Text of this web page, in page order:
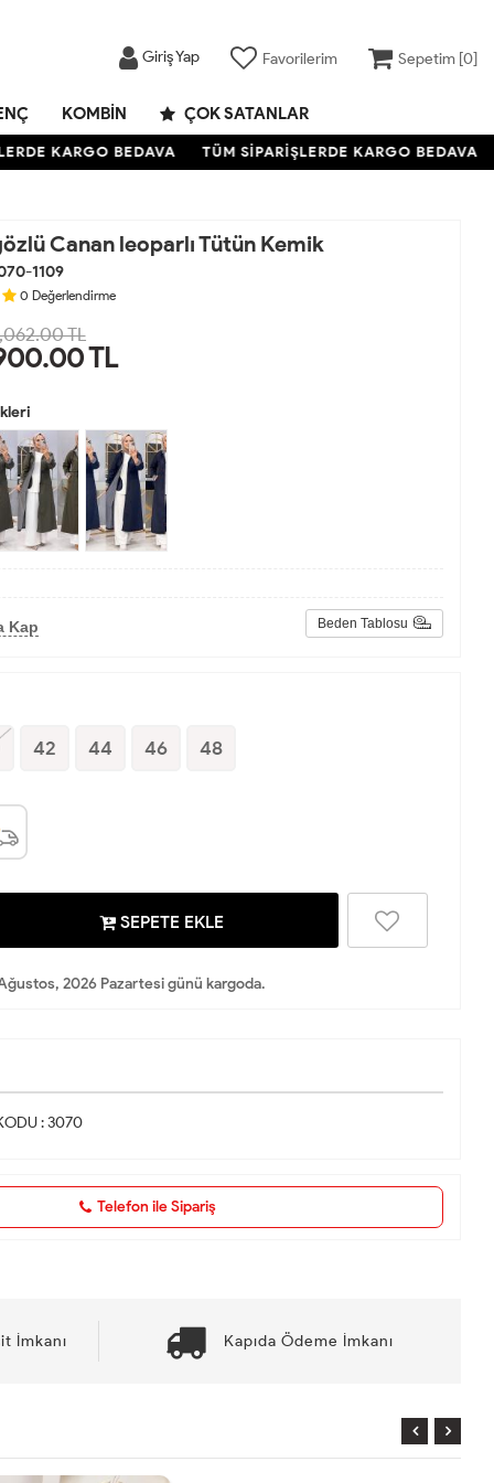
Giriş Yap Favorilerim Sepetim [0]
KOMBIN ÇOK SATANLAR
KARGO BEDAVA TÜM SİPARİŞLERDE KARGO BEDAVA
Canan leoparlı Tütün Kemik
1109
0 Değerlendirme
TL
TL
Kap Beden Tablosu
42 44 46 48
SEPETE EKLE
2026 Pazartesi günü kargoda.
: 3070
Telefon ile Sipariş
İmkanı Kapıda Ödeme İmkanı